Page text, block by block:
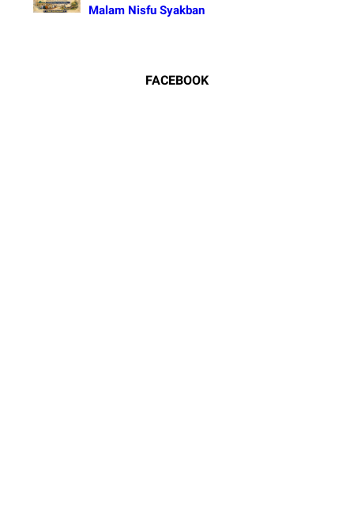
Malam Nisfu Syakban
FACEBOOK